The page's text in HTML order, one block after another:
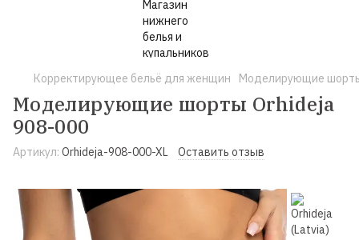
Корректирующее бельё для женщин Моделирующие
Моделирующие шорты Orhideja
908-000
Артикул: Orhideja-908-000-XL Оставить отзыв